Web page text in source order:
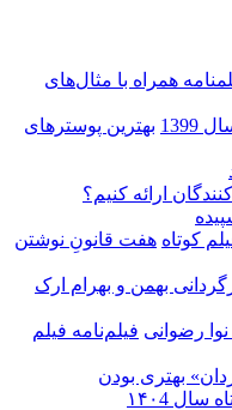
همراه با مثال‌های
بهترین پوسترهای
ارائه کنیم؟
هفت قانونِ نوشتن
فیلم‌نامه فیلم
۱۴۰4